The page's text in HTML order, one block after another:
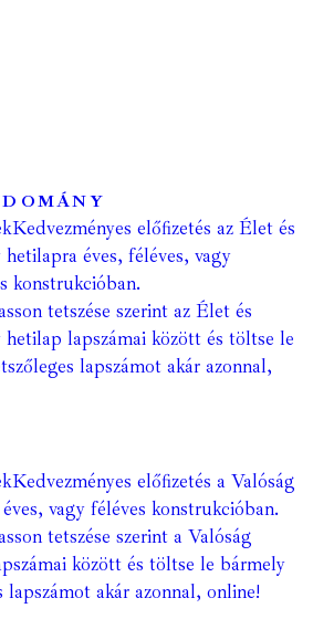
Kedvezményes előfizetés az Élet és
éves, féléves, vagy
konstrukcióban.
tetszése szerint az Élet és
hetilap lapszámai között és töltse le
lapszámot akár azonnal,
Kedvezményes előfizetés a Valóság
vagy féléves konstrukcióban.
tetszése szerint a Valóság
között és töltse le bármely
lapszámot akár azonnal, online!